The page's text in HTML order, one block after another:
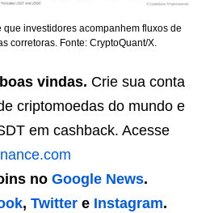
que investidores acompanhem fluxos de
corretoras. Fonte: CryptoQuant/X.
vindas. Crie sua conta
criptomoedas do mundo e
em cashback. Acesse
no Google News.
, Twitter e Instagram.